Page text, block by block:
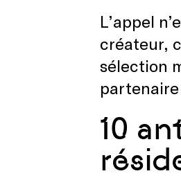
L’appel
créateur,
sélection
10